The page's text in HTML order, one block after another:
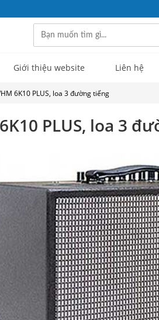
Giới thiệu website Liên hệ
6K10 PLUS, loa 3 đường tiếng
PLUS, loa 3